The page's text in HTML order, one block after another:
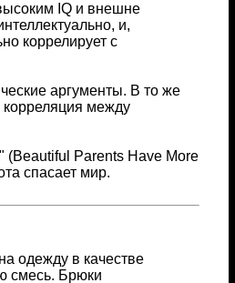
IQ и внешне
и,
коррелирует с
аргументы. В то же
корреляция между
(Beautiful Parents Have More
спасает мир.
одежду в качестве
смесь. Брюки